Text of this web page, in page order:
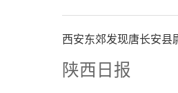
西安东郊发现唐长安县
陕西日报